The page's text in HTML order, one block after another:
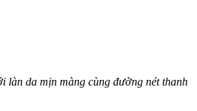
làn da mịn màng cùng đường nét thanh